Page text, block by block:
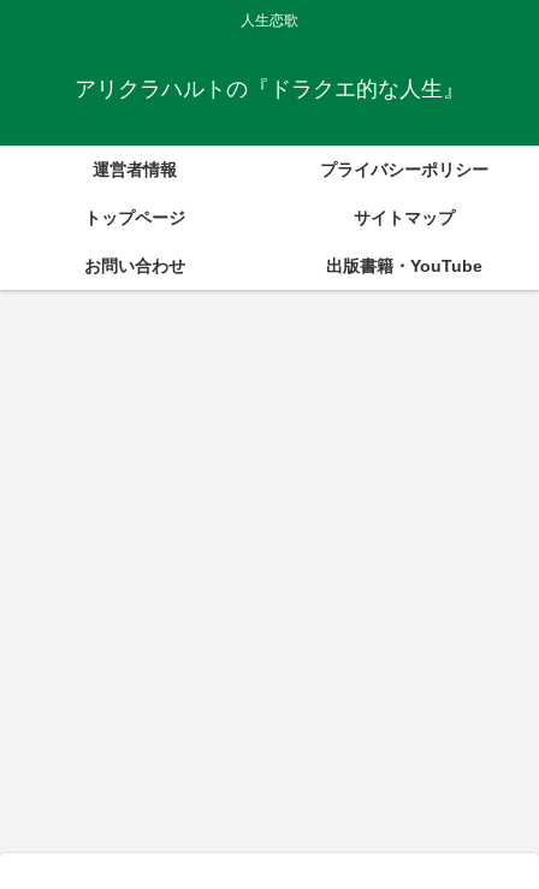
人生恋歌
アリクラハルトの『ドラクエ的な人生』
運営者情報 プライバシーポリシー
トップページ サイトマップ
お問い合わせ 出版書籍・YouTube